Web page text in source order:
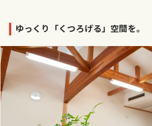
ゆっくり「くつろげる」空間を。